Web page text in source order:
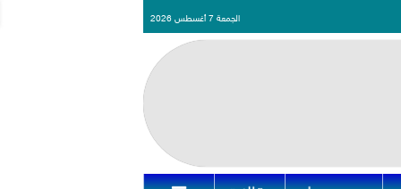
الجمعة 7 أغسطس 2026